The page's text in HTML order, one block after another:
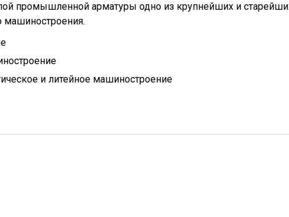
промышленной арматуры одно из крупнейших и
машиностроения.
и литейное машиностроение